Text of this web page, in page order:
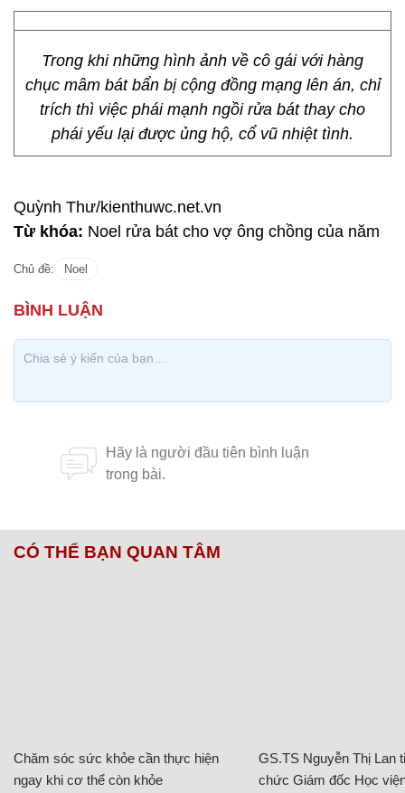
Trong khi những hình ảnh về cô gái với hàng
chục mâm bát bẩn bị cộng đồng mạng lên án, chỉ
trích thì việc phái mạnh ngồi rửa bát thay cho
phái yếu lại được ủng hộ, cổ vũ nhiệt tình.
Quỳnh Thư/kienthuwc.net.vn
Từ khóa: Noel rửa bát cho vợ ông chồng của năm
Chủ đề: Noel
CÓ THỂ BẠN QUAN TÂM
Chăm sóc sức khỏe cần thực hiện
ngay khi cơ thể còn khỏe
GS.TS Nguyễn Thị Lan
chức Giám đốc Học